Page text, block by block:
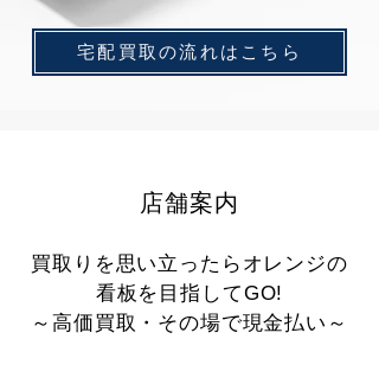
店舗案内
買取りを思い立ったらオレンジの
看板を​目指してGO!
​～高価買取・その場で現金払い～
宅配買取の流れはこちら